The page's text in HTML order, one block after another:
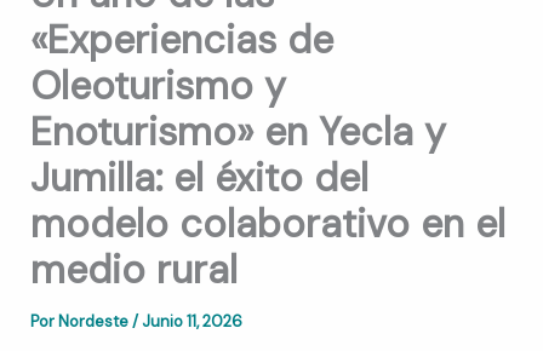
«Experiencias de
Oleoturismo y
Enoturismo» en Yecla y
Jumilla: el éxito del
modelo colaborativo en el
medio rural
Por Nordeste/Junio 11, 2026